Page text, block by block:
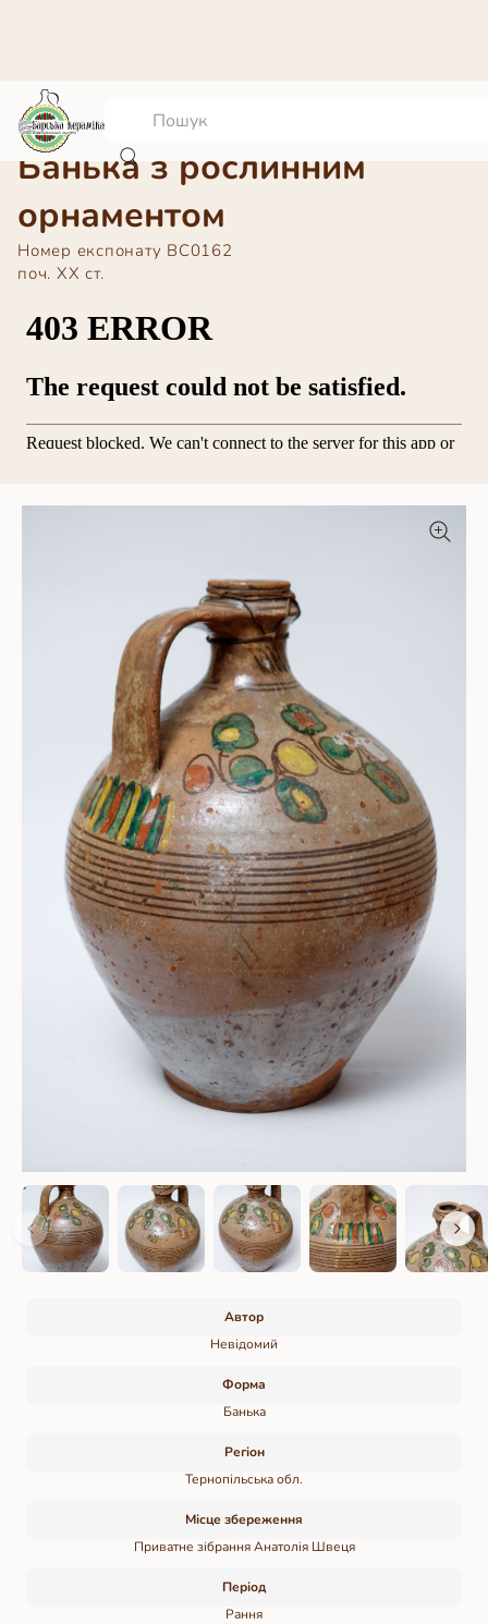
Банька з рослинним
орнаментом
Номер експонату ВС0162
поч. ХХ ст.
Автор
Невідомий
Форма
Банька
Регіон
Тернопільська обл.
Місце збереження
Приватне зібрання Анатолія Швеця
Період
Рання